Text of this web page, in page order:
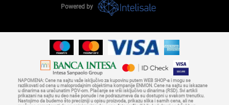
Powered by
NAPOMENA: Cene na sajtu važe isključivo za kupovinu putem WEB SHOP-a i mogu se
razlikovati od cena u maloprodajnim objektima kompanije ENMON. Cene na sajtu su iskazane
u dinarima sa uračunatim PDV-om. Plaćanje se vrši isključivo u dinarima (RSD). Svi artikli
prikazani na sajtu su deo naše ponude i ne podrazumeva da su dostupni u svakom trenutku.
Nastojimo da budemo što precizniji u opisu proizvoda, prikazu slika i samih cena, ali ne